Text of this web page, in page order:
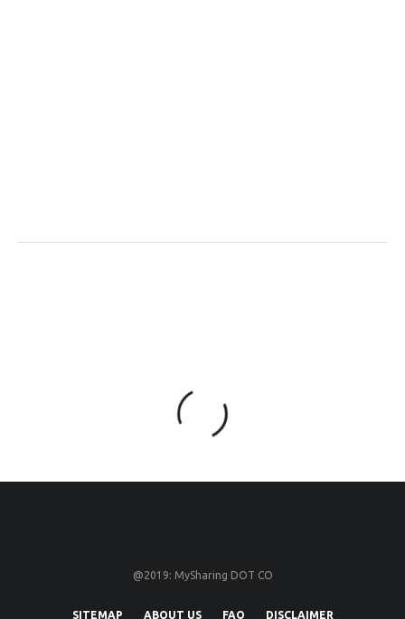
@2019: MySharing DOT CO
SITEMAP ABOUT US FAQ DISCLAIMER